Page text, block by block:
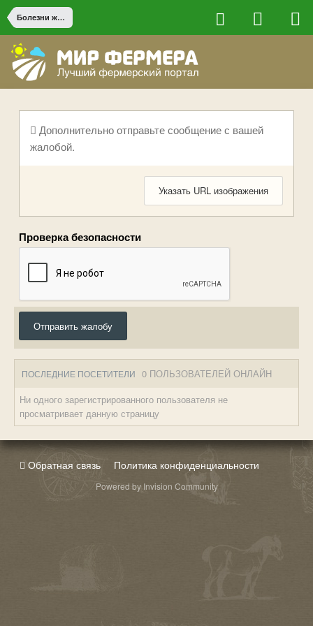
Болезни животных
Дополнительно отправьте сообщение с вашей
жалобой.
Указать URL изображения
Проверка безопасности
Отправить жалобу
ПОСЛЕДНИЕ ПОСЕТИТЕЛИ 0 ПОЛЬЗОВАТЕЛЕЙ ОНЛАЙН
Ни одного зарегистрированного пользователя не
просматривает данную страницу
Обратная связь Политика конфиденциальности
Powered by Invision Community